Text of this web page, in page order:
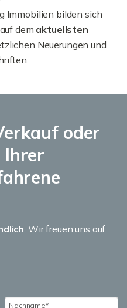
Immobilien bilden sich
dem aktuellsten
Neuerungen und
oder
Ihrer
. Wir freuen uns auf